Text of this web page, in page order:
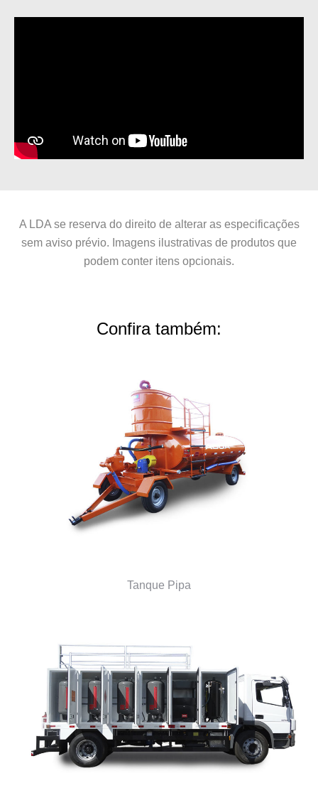
A LDA se reserva do direito de alterar as especificações
sem aviso prévio. Imagens ilustrativas de produtos que
podem conter itens opcionais.
Confira também:
Tanque Pipa